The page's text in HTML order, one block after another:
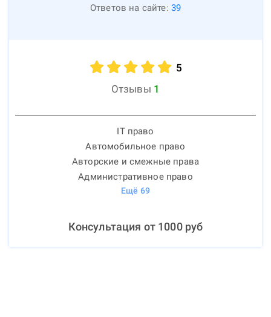
Ответов на сайте: 39
5
Отзывы 1
IT право
Автомобильное право
Авторские и смежные права
Административное право
Ещё 69
Консультация от 1000руб